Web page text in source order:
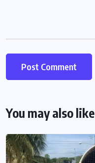
You may also like